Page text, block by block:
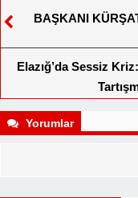
BAŞKANI
Elazığ’da Sessiz
Yorumlar